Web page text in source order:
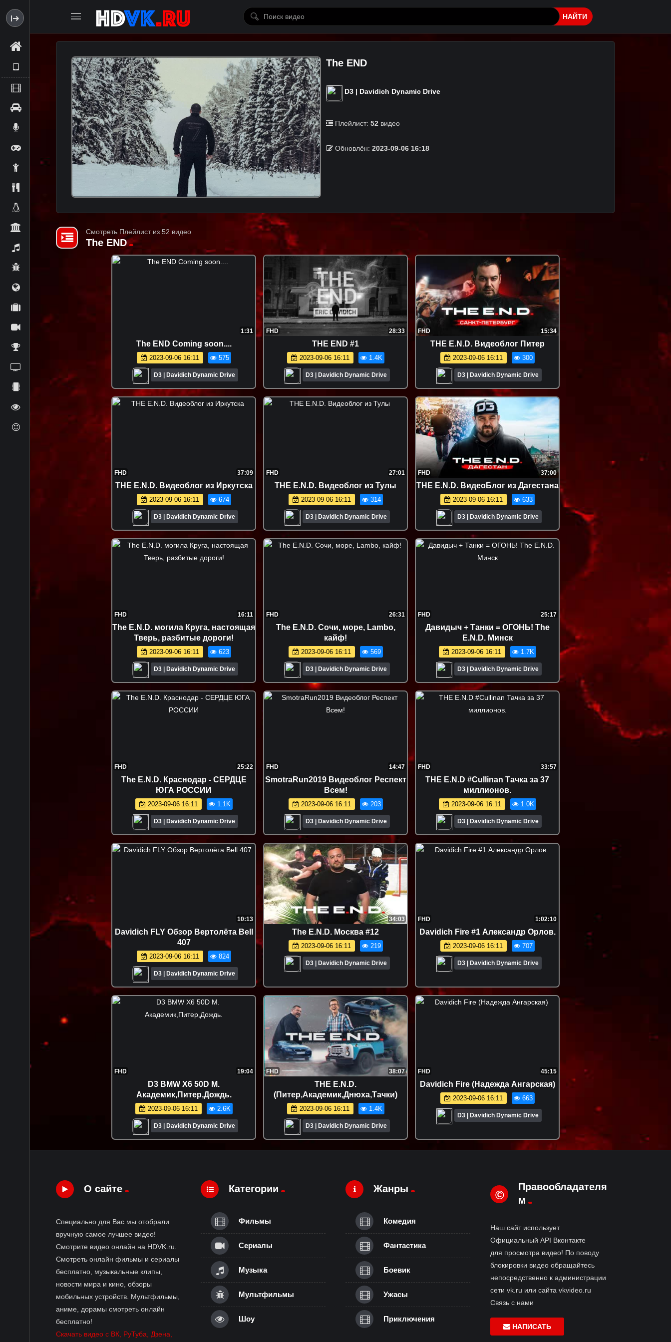
НАЙТИ
The END
D3 | Davidich Dynamic Drive
Плейлист: 52 видео
Обновлён: 2023-09-06 16:18
Смотреть Плейлист из 52 видео
The END
1:31
The END Coming soon....
2023-09-06 16:11 575
D3 | Davidich Dynamic Drive
FHD 28:33
THE END #1
2023-09-06 16:11 1.4K
D3 | Davidich Dynamic Drive
FHD 15:34
THE E.N.D. Видеоблог Питер
2023-09-06 16:11 300
D3 | Davidich Dynamic Drive
FHD 37:09
THE E.N.D. Видеоблог из Иркутска
2023-09-06 16:11 674
D3 | Davidich Dynamic Drive
FHD 27:01
THE E.N.D. Видеоблог из Тулы
2023-09-06 16:11 314
D3 | Davidich Dynamic Drive
FHD 37:00
THE E.N.D. ВидеоБлог из Дагестана
2023-09-06 16:11 633
D3 | Davidich Dynamic Drive
FHD 16:11
The E.N.D. могила Круга, настоящая
Тверь, разбитые дороги!
2023-09-06 16:11 623
D3 | Davidich Dynamic Drive
FHD 26:31
The E.N.D. Сочи, море, Lambo,
кайф!
2023-09-06 16:11 569
D3 | Davidich Dynamic Drive
FHD 25:17
Давидыч + Танки = ОГОНЬ! The
E.N.D. Минск
2023-09-06 16:11 1.7K
D3 | Davidich Dynamic Drive
FHD 25:22
The E.N.D. Краснодар - СЕРДЦЕ
ЮГА РОССИИ
2023-09-06 16:11 1.1K
D3 | Davidich Dynamic Drive
FHD 14:47
SmotraRun2019 Видеоблог Респект
Всем!
2023-09-06 16:11 203
D3 | Davidich Dynamic Drive
FHD 33:57
THE E.N.D #Cullinan Тачка за 37
миллионов.
2023-09-06 16:11 1.0K
D3 | Davidich Dynamic Drive
10:13
Davidich FLY Обзор Вертолёта Bell
407
2023-09-06 16:11 824
D3 | Davidich Dynamic Drive
34:03
The E.N.D. Москва #12
2023-09-06 16:11 219
D3 | Davidich Dynamic Drive
FHD 1:02:10
Davidich Fire #1 Александр Орлов.
2023-09-06 16:11 707
D3 | Davidich Dynamic Drive
FHD 19:04
D3 BMW X6 50D M.
Академик,Питер,Дождь.
2023-09-06 16:11 2.6K
D3 | Davidich Dynamic Drive
FHD 38:07
THE E.N.D.
(Питер,Академик,Днюха,Тачки)
2023-09-06 16:11 1.4K
D3 | Davidich Dynamic Drive
FHD 45:15
Davidich Fire (Надежда Ангарская)
2023-09-06 16:11 663
D3 | Davidich Dynamic Drive
О сайте
Специально для Вас мы отобрали
вручную самое лучшее видео!
Смотрите видео онлайн на HDVK.ru.
Смотреть онлайн фильмы и сериалы
бесплатно, музыкальные клипы,
новости мира и кино, обзоры
мобильных устройств. Мультфильмы,
аниме, дорамы смотреть онлайн
бесплатно!
Скачать видео с ВК, РуТуба, Дзена,
Категории
Фильмы
Сериалы
Музыка
Мультфильмы
Шоу
Жанры
Комедия
Фантастика
Боевик
Ужасы
Приключения
©
Правообладателя
м
Наш сайт использует
Официальный API Вконтакте
для просмотра видео! По поводу
блокировки видео обращайтесь
непосредственно к администрации
сети vk.ru или сайта vkvideo.ru
Связь с нами
НАПИСАТЬ